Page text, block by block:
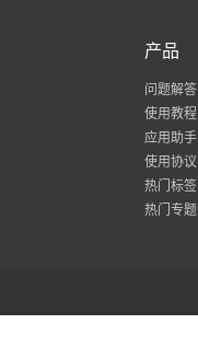
产品
问题解答
使用教程
应用助手
使用协议
热门标签
热门专题